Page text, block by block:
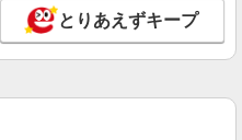
とりあえずキープ